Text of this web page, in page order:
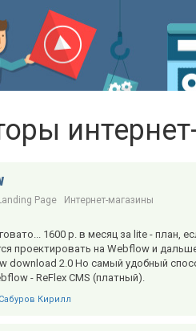
Page Интернет-магазины
1600 р. в месяц за lite - план,
проектировать на Webflow и
download 2.0 Но самый удобный
- ReFlex CMS (платный).
Сабуров Кирилл